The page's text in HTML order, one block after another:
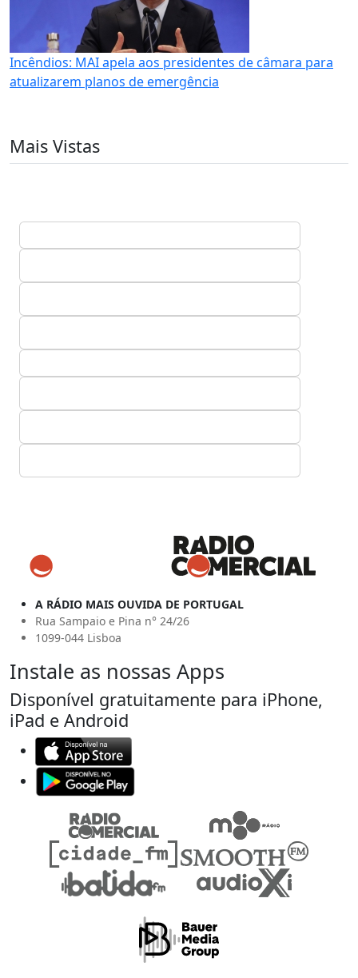
Incêndios: MAI apela aos presidentes de câmara para
atualizarem planos de emergência
Mais Vistas
A RÁDIO MAIS OUVIDA DE PORTUGAL
Rua Sampaio e Pina n° 24/26
1099-044 Lisboa
Instale as nossas Apps
Disponível gratuitamente para iPhone,
iPad e Android